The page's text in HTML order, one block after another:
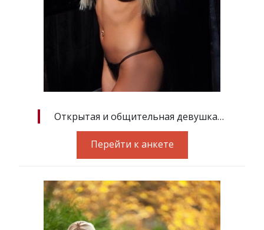
Открытая и общительная девушка…
Перейти к анкете